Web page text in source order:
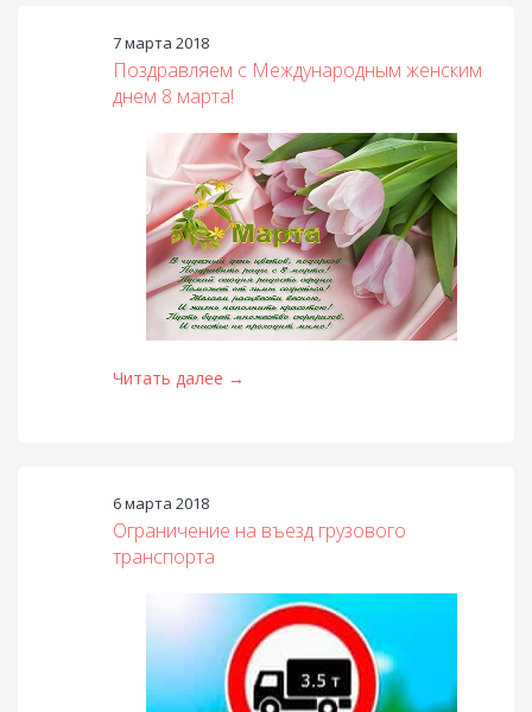
7 марта 2018
Поздравляем с Международным женским
днем 8 марта!
Читать далее →
6 марта 2018
Ограничение на въезд грузового
транспорта